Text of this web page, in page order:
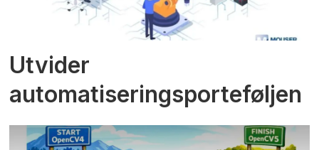
Utvider
automatiseringsporteføljen